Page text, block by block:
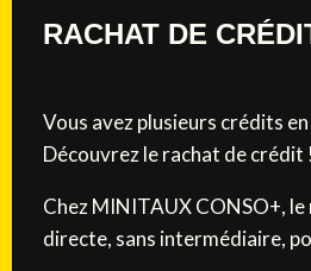
RACHAT DE
Vous avez plusieurs crédits en
Découvrez le rachat de crédit !
Chez MINITAUX CONSO+,
directe, sans intermédiaire,